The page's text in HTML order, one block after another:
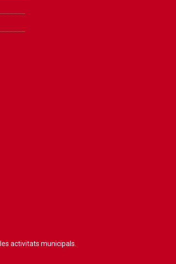
activitats municipals.